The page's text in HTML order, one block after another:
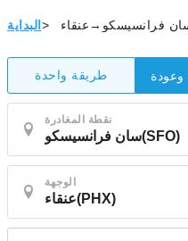
البداية > فرانسيسكو→عنقاء
طريقة واحدة
نقطة المغادرة
الوجهة